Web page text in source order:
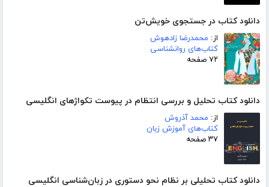
دانلود کتاب در جستجوی خویش‌تن
از: محمدرضا زادهوش
کتاب‌های روانشناسی
۷۲ صفحه
دانلود کتاب تحلیل و بررسی انتظام در پیوست تکواژهای انگلیسی
از: محمد آذروش
کتاب‌های آموزش زبان
۳۷ صفحه
دانلود کتاب تحلیلی بر نظام نحو دستوری در زبان‌شناسی انگلیسی